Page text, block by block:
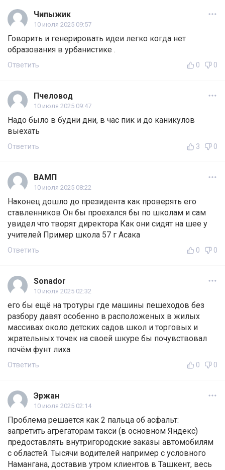
Чипыжик
10 июля 2025 09:57
Говорить и генерировать идеи легко когда нет
образования в урбанистике .
Ответить 0 0
Пчеловод
10 июля 2025 09:47
Надо было в будни дни, в час пик и до каникулов
выехать
Ответить 3 0
ВАМП
10 июля 2025 08:22
Наконец дошло до президента как проверять его
ставленников Он бы проехался бы по школам и сам
увидел что творят директора Как они сидят на шее у
учителей Пример школа 57 г Асака
Ответить 0 0
Sonador
10 июля 2025 02:32
его бы ещё на тротуры где машины пешеходов без
разбору давят особенно в расположеных в жилых
массивах около детских садов школ и торговых и
жрательных точек на своей шкуре бы почувствовал
почём фунт лиха
Ответить 0 0
Эржан
10 июля 2025 02:14
Проблема решается как 2 пальца об асфальт:
запретить агрегаторам такси (в основном Яндекс)
предоставлять внутригородские заказы автомобилям
с областей. Тысячи водителей например с условного
Намангана, доставив утром клиентов в Ташкент, весь